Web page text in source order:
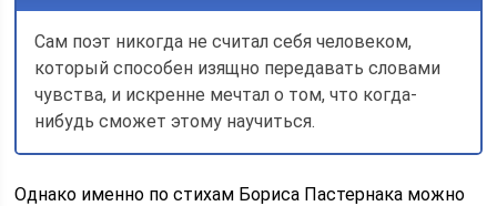
Сам поэт никогда не считал себя человеком,
который способен изящно передавать словами
чувства, и искренне мечтал о том, что когда-
нибудь сможет этому научиться.
Однако именно по стихам Бориса Пастернака можно